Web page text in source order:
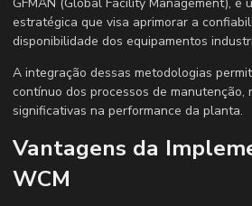
estratégica que visa aprimorar a
disponibilidade dos equipamentos
A integração dessas metodologias
contínuo dos processos de manutenção,
significativas na performance da planta.
Vantagens da
WCM